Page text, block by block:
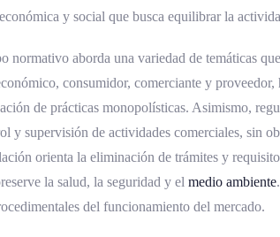
y social que busca equilibrar la
normativo aborda una variedad de temáticas
consumidor, comerciante y
de prácticas monopolísticas. Asimismo,
y supervisión de actividades comerciales, sin
orienta la eliminación de trámites y
la salud, la seguridad y el medio ambiente
del funcionamiento del mercado.